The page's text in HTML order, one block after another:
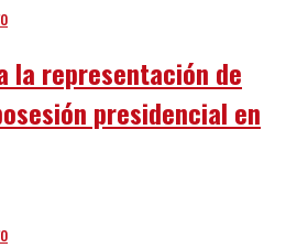
la representación de
presidencial en